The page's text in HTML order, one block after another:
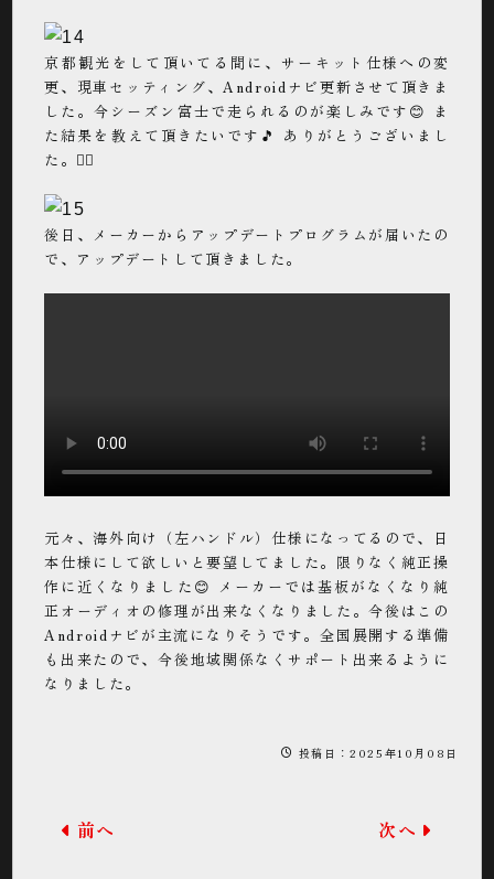
京都観光をして頂いてる間に、サーキット仕様への変
更、現車セッティング、Androidナビ更新させて頂きま
した。今シーズン富士で走られるのが楽しみです😊 ま
た結果を教えて頂きたいです🎵 ありがとうございまし
た。🙇‍♂️
後日、メーカーからアップデートプログラムが届いたの
で、アップデートして頂きました。
元々、海外向け（左ハンドル）仕様になってるので、日
本仕様にして欲しいと要望してました。限りなく純正操
作に近くなりました😊 メーカーでは基板がなくなり純
正オーディオの修理が出来なくなりました。今後はこの
Androidナビが主流になりそうです。全国展開する準備
も出来たので、今後地域関係なくサポート出来るように
なりました。
投稿日：2025年10月08日
前へ 次へ